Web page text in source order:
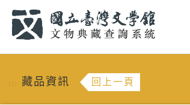
::: 藏品資訊 回上一頁